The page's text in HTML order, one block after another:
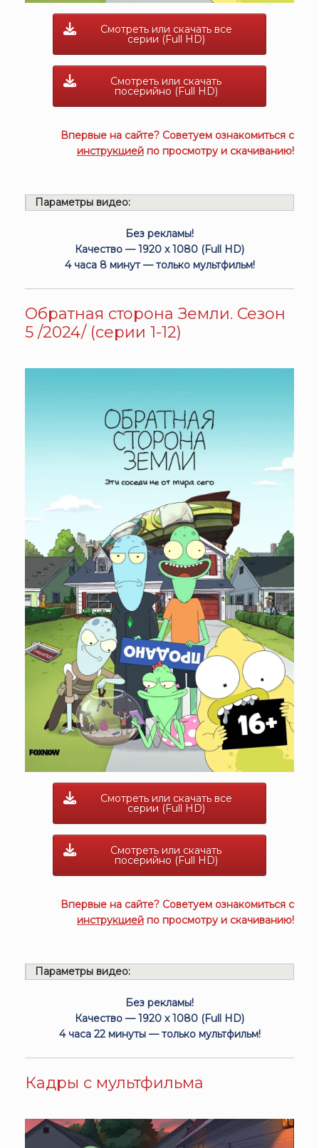
Смотреть или скачать все
серии (Full HD)
Смотреть или скачать
посерийно (Full HD)
Впервые на сайте? Советуем ознакомиться с
инструкцией по просмотру и скачиванию!
Параметры видео:
Без рекламы!
Качество — 1920 x 1080 (Full HD)
4 часа 8 минут — только мультфильм!
Обратная сторона Земли. Сезон
5 /2024/ (серии 1-12)
Смотреть или скачать все
серии (Full HD)
Смотреть или скачать
посерийно (Full HD)
Впервые на сайте? Советуем ознакомиться с
инструкцией по просмотру и скачиванию!
Параметры видео:
Без рекламы!
Качество — 1920 x 1080 (Full HD)
4 часа 22 минуты — только мультфильм!
Кадры с мультфильма